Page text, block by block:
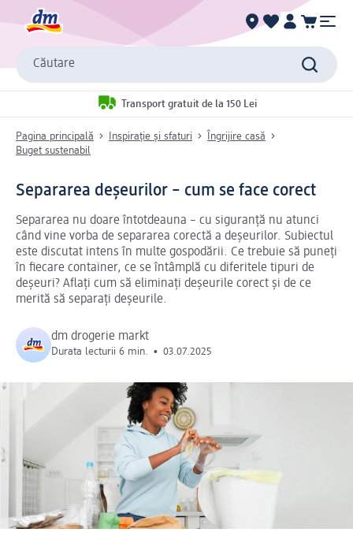
Căutare
Transport gratuit de la 150 Lei
Pagina principală Inspirație și sfaturi
Îngrijire casă
Buget sustenabil
Separarea deșeurilor – cum se face corect
Separarea nu doare întotdeauna – cu siguranță nu atunci
când vine vorba de separarea corectă a deșeurilor. Subiectul
este discutat intens în multe gospodării. Ce trebuie să puneți
în fiecare container, ce se întâmplă cu diferitele tipuri de
deșeuri? Aflați cum să eliminați deșeurile corect și de ce
merită să separați deșeurile.
dm drogerie markt
Durata lecturii 6 min. • 03.07.2025